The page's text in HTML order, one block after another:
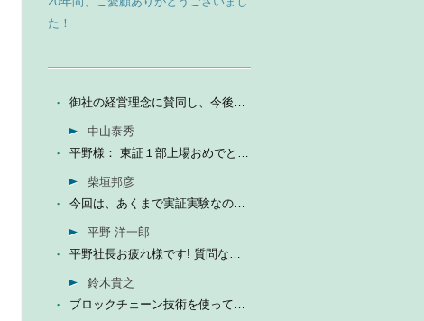
た！
御社の経営理念に賛同し、今後の成長を期待して今日微量なが...
中山泰秀
平野様： 東証１部上場おめでとうございます。ひとえに平...
柴垣邦彦
今回は、あくまで実証実験なので、当社の売上に関しては未定...
平野 洋一郎
平野社長お疲れ様です! 質問なんですが、インフォテリアはソ...
鈴木貴之
ブロックチェーン技術を使って、現状それなりに触れる機会が...